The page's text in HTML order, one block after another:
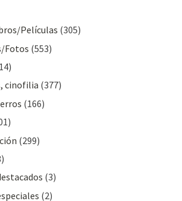
Películas (305)
Fotos (553)
cinofilia (377)
(166)
(299)
(3)
(2)